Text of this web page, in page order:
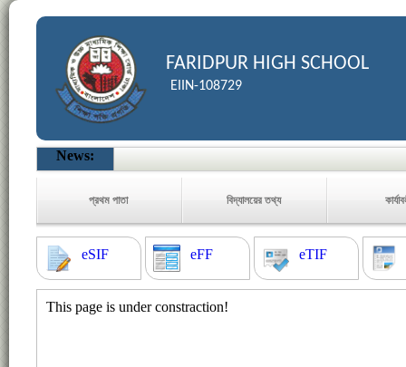
FARIDPUR HIGH SCHOOL
EIIN-108729
News:
প্রথম পাতা বিদ্যালয়ের তথ্য
eSIF eFF eTIF
This page is under constraction!